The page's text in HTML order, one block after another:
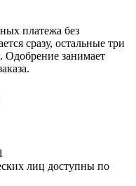
платежа без
сразу, остальные три
Одобрение занимает
лиц доступны по